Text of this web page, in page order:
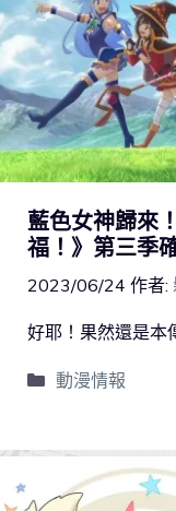
藍色女神歸來
福！》第三季
2023/06/24 作者:
好耶！果然還是本
動漫情報